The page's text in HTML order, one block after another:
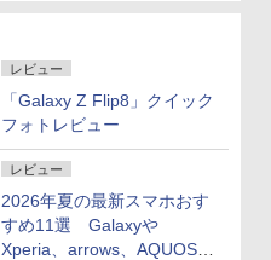
レビュー
「Galaxy Z Flip8」クイック
フォトレビュー
レビュー
2026年夏の最新スマホおす
すめ11選 Galaxyや
Xperia、arrows、AQUOSな